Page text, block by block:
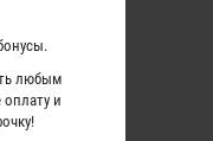
любым
и